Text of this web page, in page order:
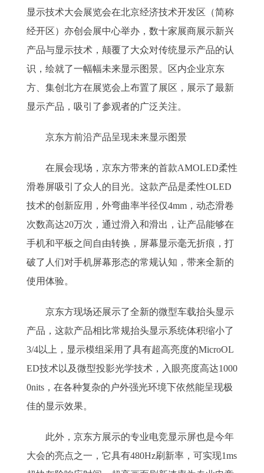
显示技术大会展览会在北京经济技术开发区（简称
经开区）亦创会展中心举办，数十家展商展示新兴
产品与显示技术，颠覆了大众对传统显示产品的认
识，绘就了一幅幅未来显示图景。区内企业京东
方、集创北方在展览会上布置了展区，展示了最新
显示产品，吸引了参观者的广泛关注。
京东方前沿产品呈现未来显示图景
在展会现场，京东方带来的首款AMOLED柔性
滑卷屏吸引了众人的目光。这款产品是柔性OLED
技术的创新应用，外弯曲率半径仅4mm，动态滑卷
次数高达20万次，通过滑入和滑出，让产品能够在
手机和平板之间自由转换，屏幕显示毫无折痕，打
破了人们对手机屏幕形态的常规认知，带来全新的
使用体验。
京东方现场还展示了全新的微型车载抬头显示
产品，这款产品相比常规抬头显示系统体积缩小了
3/4以上，显示模组采用了具有超高亮度的MicroOL
ED技术以及微型投影光学技术，入眼亮度高达1000
0nits，在各种复杂的户外强光环境下依然能呈现极
佳的显示效果。
此外，京东方展示的专业电竞显示屏也是今年
大会的亮点之一，它具有480Hz刷新率，可实现1ms